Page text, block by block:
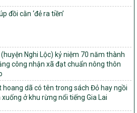
Dự án liên kết theo chuỗi giá trị thuộc
tiêu quốc gia Giảm nghèo bền vững
kéo dài sang năm 2026
triển khai thực hiện Chương trình
nông thôn mới, giảm nghèo bền
– xã hội vùng đồng bào dân tộc thiểu
2035, giai đoạn I: Từ năm 2026
đồi cằn ‘đẻ ra tiền’
(huyện Nghi Lộc) kỷ niệm 70 năm thành
công nhận xã đạt chuẩn nông thôn
hoang dã có tên trong sách Đỏ hay ngồi
ở khu rừng nổi tiếng Gia Lai